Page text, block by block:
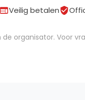
Veilig betalen
organisator. Voor